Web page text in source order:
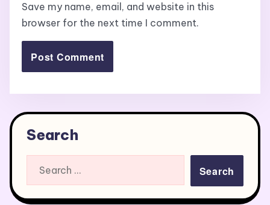
Save my name, email, and website in this
browser for the next time I comment.
Search